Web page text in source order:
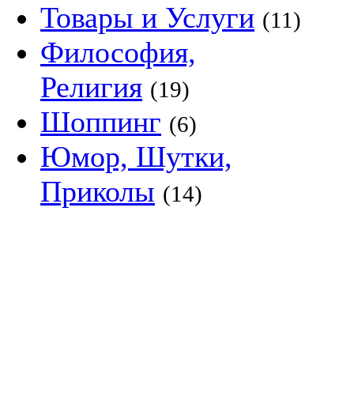
Товары и Услуги (11)
Философия,
Религия (19)
Шоппинг (6)
Юмор, Шутки,
Приколы (14)